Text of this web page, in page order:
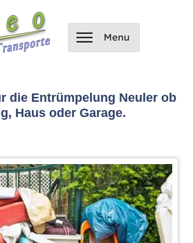
die Entrümpelung Neuler ob
Haus oder Garage.